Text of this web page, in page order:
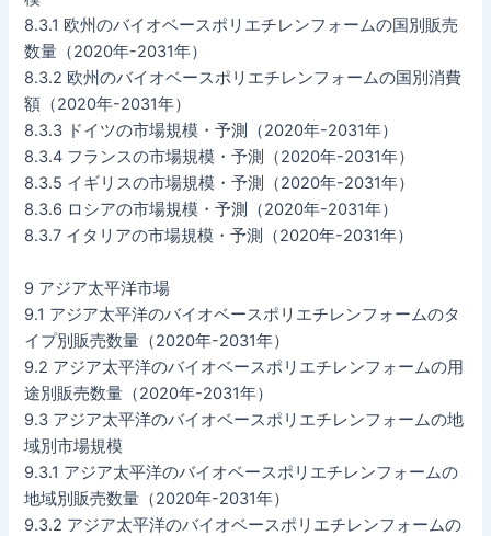
8.3.1 欧州のバイオベースポリエチレンフォームの国別販売
数量（2020年-2031年）
8.3.2 欧州のバイオベースポリエチレンフォームの国別消費
額（2020年-2031年）
8.3.3 ドイツの市場規模・予測（2020年-2031年）
8.3.4 フランスの市場規模・予測（2020年-2031年）
8.3.5 イギリスの市場規模・予測（2020年-2031年）
8.3.6 ロシアの市場規模・予測（2020年-2031年）
8.3.7 イタリアの市場規模・予測（2020年-2031年）
9 アジア太平洋市場
9.1 アジア太平洋のバイオベースポリエチレンフォームのタ
イプ別販売数量（2020年-2031年）
9.2 アジア太平洋のバイオベースポリエチレンフォームの用
途別販売数量（2020年-2031年）
9.3 アジア太平洋のバイオベースポリエチレンフォームの地
域別市場規模
9.3.1 アジア太平洋のバイオベースポリエチレンフォームの
地域別販売数量（2020年-2031年）
9.3.2 アジア太平洋のバイオベースポリエチレンフォームの